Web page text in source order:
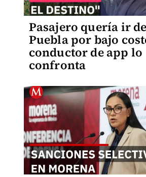
Pasajero quería ir
Puebla por bajo
conductor de app lo
confronta